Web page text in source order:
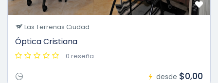
Las Terrenas Ciudad
Óptica Cristiana
0 reseña
desde $0,00